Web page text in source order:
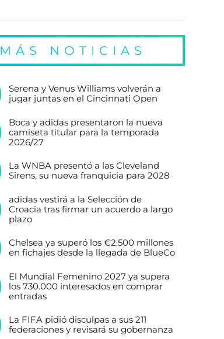
MÁS NOTICIAS
Serena y Venus Williams volverán a
jugar juntas en el Cincinnati Open
Boca y adidas presentaron la nueva
camiseta titular para la temporada
2026/27
La WNBA presentó a las Cleveland
Sirens, su nueva franquicia para 2028
adidas vestirá a la Selección de
Croacia tras firmar un acuerdo a largo
plazo
Chelsea ya superó los €2.500 millones
en fichajes desde la llegada de BlueCo
El Mundial Femenino 2027 ya supera
los 730.000 interesados en comprar
entradas
La FIFA pidió disculpas a sus 211
federaciones y revisará su gobernanza